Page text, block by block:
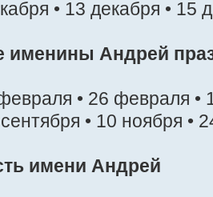
• 13 декабря • 15
именины Андрей
• 26 февраля
• 10 ноября •
имени Андрей